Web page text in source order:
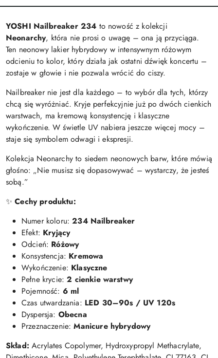
YOSHI Nailbreaker 234 to nowość z kolekcji
Neonarchy, która nie prosi o uwagę – ona ją przyciąga.
Ten neonowy lakier hybrydowy w intensywnym różowym
odcieniu to kolor, który działa jak ostatni dźwięk koncertu –
zostaje w głowie i nie pozwala wrócić do ciszy.
Nailbreaker nie jest dla każdego – to wybór dla tych, którzy
chcą się wyróżniać. Kryje perfekcyjnie już po dwóch cienkich
warstwach, ma kremową konsystencję i klasyczne
wykończenie. W świetle UV nabiera jeszcze więcej mocy –
staje się symbolem odwagi i ekspresji.
Kolekcja Neonarchy to siedem neonowych barw, które mówią
głośno: „Nie musisz się dopasowywać – wystarczy, że jesteś
sobą.”
✨Cechy produktu:
Numer koloru:234 Nailbreaker
Efekt: Kryjący
Odcień: Różowy
Konsystencja: Kremowa
Wykończenie: Klasyczne
Pełne krycie:2 cienkie warstwy
Pojemność: 6 ml
Czas utwardzania: LED 30–90s / UV 120s
Dyspersja: Obecna
Przeznaczenie:Manicure hybrydowy
Skład: Acrylates Copolymer, Hydroxypropyl Methacrylate,